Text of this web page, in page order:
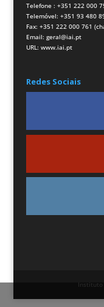
Telefone : +351 222 000
Telemóvel: +351 93 480
Fax: +351 222 000 761
Email: geral@iai.pt
URL: www.iai.pt
Redes Sociais